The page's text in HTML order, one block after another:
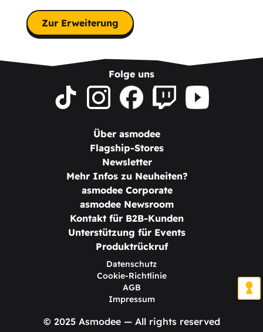
Zur Erweiterung
Folge uns
Über asmodee
Flagship-Stores
Newsletter
Mehr Infos zu Neuheiten?
asmodee Corporate
asmodee Newsroom
Kontakt für B2B-Kunden
Unterstützung für Events
Produktrückruf
Datenschutz
Cookie-Richtlinie
AGB
Impressum
© 2025 Asmodee — All rights reserved